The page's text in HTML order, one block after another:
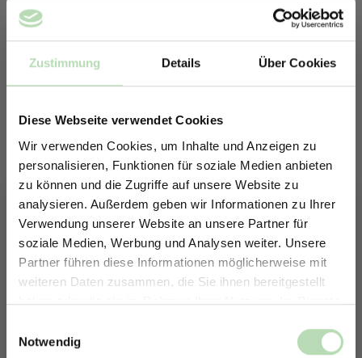
Zustimmung Details Über Cookies
Diese Webseite verwendet Cookies
Wir verwenden Cookies, um Inhalte und Anzeigen zu
personalisieren, Funktionen für soziale Medien anbieten
zu können und die Zugriffe auf unsere Website zu
analysieren. Außerdem geben wir Informationen zu Ihrer
Verwendung unserer Website an unsere Partner für
soziale Medien, Werbung und Analysen weiter. Unsere
Partner führen diese Informationen möglicherweise mit
weiteren Daten zusammen, die Sie ihnen bereitgestellt
haben oder die sie im Rahmen Ihrer Nutzung der Dienste
Notwendig
Akustikpaneele werden mit modernster
durch ihre hochwertige Verarbeitung. Die Oberfläche besteht
aus natürlichem Holzfurnier, das nicht nur für eine warme,
ERHALTE 5% RABATT AUF
DEINE RÜCKWÄNDE